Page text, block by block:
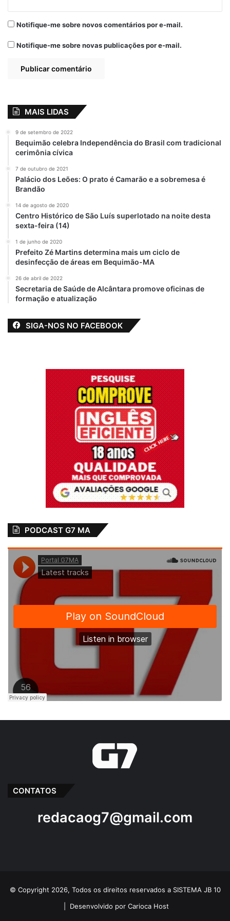
Notifique-me sobre novos comentários por e-mail.
Notifique-me sobre novas publicações por e-mail.
MAIS LIDAS
9 de setembro de 2022
Bequimão celebra Independência do Brasil com tradicional
cerimônia cívica
7 de outubro de 2021
Palácio dos Leões: O prato é Camarão e a sobremesa é
Brandão
14 de agosto de 2020
Centro Histórico de São Luís superlotado na noite desta
sexta-feira (14)
1 de junho de 2020
Prefeito Zé Martins determina mais um ciclo de
desinfecção de áreas em Bequimão-MA
26 de abril de 2022
Secretaria de Saúde de Alcântara promove oficinas de
formação e atualização
SIGA-NOS NO FACEBOOK
PODCAST G7 MA
CONTATOS
redacaog7@gmail.com
© Copyright 2026, Todos os direitos reservados a SISTEMA JB 10
Desenvolvido por Carioca Host